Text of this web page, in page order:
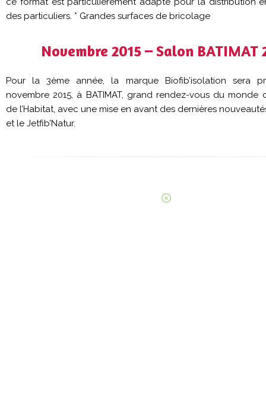
des particuliers. * Grandes surfaces de bricolage
Novembre 2015 – Salon BATIMAT
Pour la 3ème année, la marque Biofib’isolation sera
novembre 2015, à BATIMAT, grand rendez-vous du monde
de l’Habitat, avec une mise en avant des dernières
et le Jetfib’Natur.